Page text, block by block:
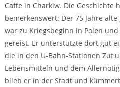
Caffe in Charkiw. Die
bemerkenswert: Der 75 Jahre
war zu Kriegsbeginn in Polen
gereist. Er unterstützte dort gut
die in den U-Bahn-Stationen
Lebensmitteln und dem
blieb er in der Stadt und